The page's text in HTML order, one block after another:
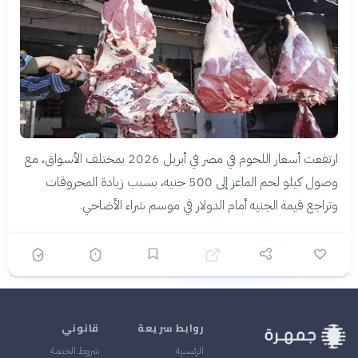
ارتفعت أسعار اللحوم في مصر في أبريل 2026 بمختلف الأسواق، مع
وصول كيلو لحم الماعز إلى 500 جنيه، بسبب زيادة المحروقات
وتراجع قيمة الجنيه أمام الدولار في موسم شراء الأضاحي.
روابط سريعة
الرئيسية
قانوني
شروط الخدمة